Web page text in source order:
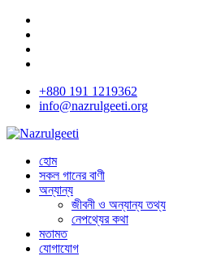
+880 191 1219362
info@nazrulgeeti.org
হোম
সকল গানের বাণী
অন্যান্য
জীবনী ও অন্যান্য তথ্য
নেপথ্যের কথা
মতামত
যোগাযোগ